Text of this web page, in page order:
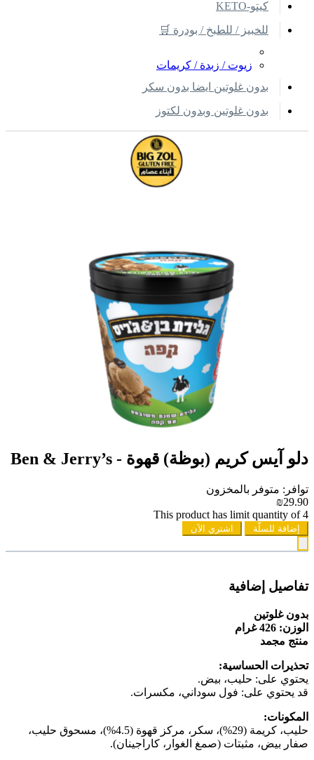
كيتو-KETO
للخبيز / للطبخ / بودرة 🛒
زيوت / زبدة / كريمات
بدون غلوتين ايضا بدون سكر
بدون غلوتين وبدون لكتوز
دلو آيس كريم (بوظة) قهوة - Ben & Jerry’s
توافر: متوفر بالمخزون
₪29.90
This product has limit quantity of 4
إضافة للسلّة اشتري الآن
تفاصيل إضافية
بدون غلوتين
الوزن: 426 غرام
منتج مجمد
تحذيرات الحساسية:
يحتوي على: حليب، بيض.
قد يحتوي على: فول سوداني، مكسرات.
المكونات:
حليب، كريمة (29%)، سكر، مركز قهوة (4.5%)، مسحوق حليب،
صفار بيض، مثبتات (صمغ الغوار، كاراجينان).